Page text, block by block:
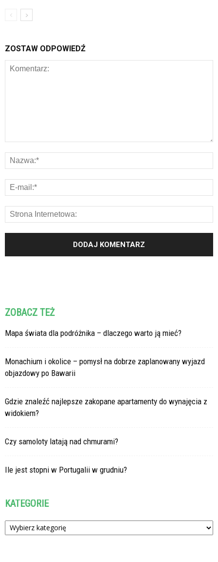
ZOSTAW ODPOWIEDŹ
ZOBACZ TEŻ
Mapa świata dla podróżnika – dlaczego warto ją mieć?
Monachium i okolice – pomysł na dobrze zaplanowany wyjazd
objazdowy po Bawarii
Gdzie znaleźć najlepsze zakopane apartamenty do wynajęcia z
widokiem?
Czy samoloty latają nad chmurami?
Ile jest stopni w Portugalii w grudniu?
KATEGORIE
Kategorie